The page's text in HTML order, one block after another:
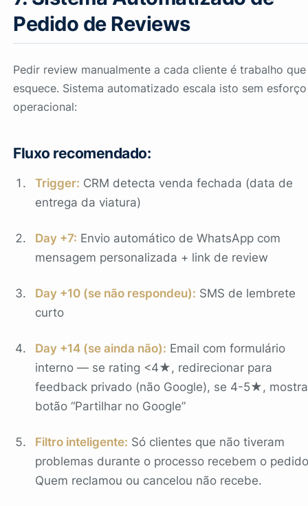
Pedido de Reviews
Pedir review manualmente a cada cliente é trabalho que
esquece. Sistema automatizado escala isto sem esforço
operacional:
Fluxo recomendado:
Trigger: CRM detecta venda fechada (data de
entrega da viatura)
Day +7: Envio automático de WhatsApp com
mensagem personalizada + link de review
Day +10 (se não respondeu): SMS de lembrete
curto
Day +14 (se ainda não): Email com formulário
interno — se rating <4★, redirecionar para
feedback privado (não Google), se 4-5★,
botão “Partilhar no Google”
Filtro inteligente: Só clientes que não tiveram
problemas durante o processo recebem o
Quem reclamou ou cancelou não recebe.